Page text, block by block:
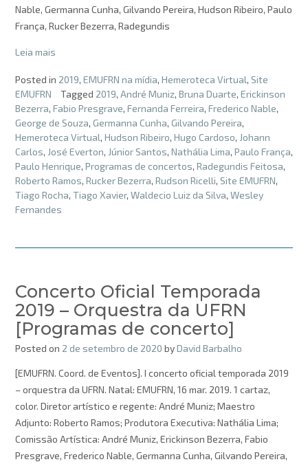
Nable, Germanna Cunha, Gilvando Pereira, Hudson Ribeiro, Paulo
França, Rucker Bezerra, Radegundis
Leia mais
Posted in 2019, EMUFRN na mídia, Hemeroteca Virtual, Site
EMUFRN
Tagged 2019, André Muniz, Bruna Duarte, Erickinson
Bezerra, Fabio Presgrave, Fernanda Ferreira, Frederico Nable,
George de Souza, Germanna Cunha, Gilvando Pereira,
Hemeroteca Virtual, Hudson Ribeiro, Hugo Cardoso, Johann
Carlos, José Everton, Júnior Santos, Nathália Lima, Paulo França,
Paulo Henrique, Programas de concertos, Radegundis Feitosa,
Roberto Ramos, Rucker Bezerra, Rudson Ricelli, Site EMUFRN,
Tiago Rocha, Tiago Xavier, Waldecio Luiz da Silva, Wesley
Fernandes
Concerto Oficial Temporada
2019 – Orquestra da UFRN
[Programas de concerto]
Posted on 2 de setembro de 2020 byDavid Barbalho
[EMUFRN. Coord. de Eventos]. I concerto oficial temporada 2019
– orquestra da UFRN. Natal: EMUFRN, 16 mar. 2019. 1 cartaz,
color. Diretor artístico e regente: André Muniz; Maestro
Adjunto: Roberto Ramos; Produtora Executiva: Nathália Lima;
Comissão Artística: André Muniz, Erickinson Bezerra, Fabio
Presgrave, Frederico Nable, Germanna Cunha, Gilvando Pereira,